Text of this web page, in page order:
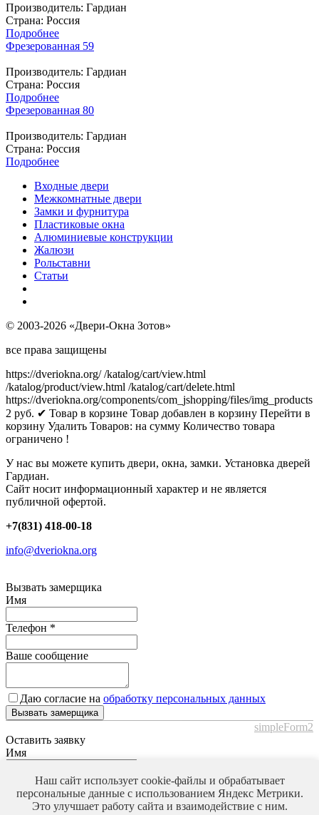
Производитель: Гардиан
Страна: Россия
Подробнее
Фрезерованная 59
Производитель: Гардиан
Страна: Россия
Подробнее
Фрезерованная 80
Производитель: Гардиан
Страна: Россия
Подробнее
Входные двери
Межкомнатные двери
Замки и фурнитура
Пластиковые окна
Алюминиевые конструкции
Жалюзи
Рольставни
Статьи
© 2003-2026 «Двери-Окна Зотов»
все права защищены
https://dveriokna.org/ /katalog/cart/view.html
/katalog/product/view.html /katalog/cart/delete.html
https://dveriokna.org/components/com_jshopping/files/img_products
2 руб. ✔ Товар в корзине Товар добавлен в корзину Перейти в
корзину Удалить Товаров: на сумму Количество товара
ограничено !
У нас вы можете купить двери, окна, замки. Установка дверей
Гардиан.
Сайт носит информационный характер и не является
публичной офертой.
+7(831) 418-00-18
info@dveriokna.org
Вызвать замерщика
Имя
Телефон *
Ваше сообщение
Даю согласие на обработку персональных данных
Вызвать замерщика
simpleForm2
Оставить заявку
Имя
Телефон*
Ваше сообщение
Наш сайт использует cookie-файлы и обрабатывает
персональные данные с использованием Яндекс Метрики.
Это улучшает работу сайта и взаимодействие с ним.